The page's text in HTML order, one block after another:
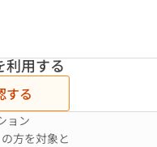
利用する
する
ョン
方を対象と